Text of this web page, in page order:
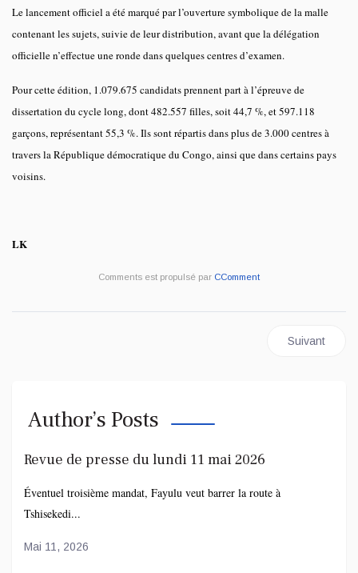
Le lancement officiel a été marqué par l’ouverture symbolique de la malle
contenant les sujets, suivie de leur distribution, avant que la délégation
officielle n’effectue une ronde dans quelques centres d’examen.
Pour cette édition, 1.079.675 candidats prennent part à l’épreuve de
dissertation du cycle long, dont 482.557 filles, soit 44,7 %, et 597.118
garçons, représentant 55,3 %. Ils sont répartis dans plus de 3.000 centres à
travers la République démocratique du Congo, ainsi que dans certains pays
voisins.
LK
Comments est propulsé par CComment
Article
Suivant
Author’s Posts
Revue de presse du lundi 11 mai 2026
Éventuel troisième mandat, Fayulu veut barrer la route à
Tshisekedi...
Mai 11, 2026